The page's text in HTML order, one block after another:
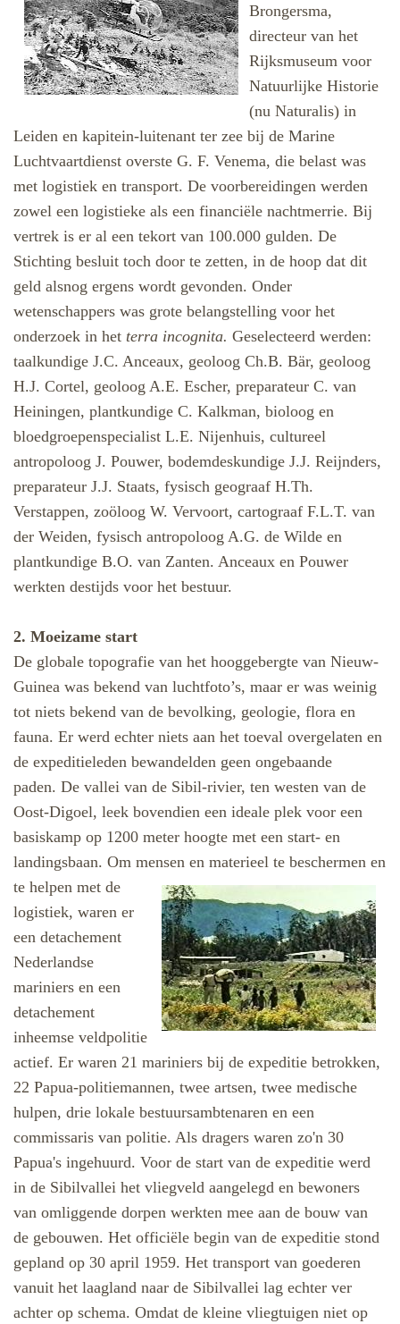
Brongersma,
directeur van het
Rijksmuseum voor
Natuurlijke Historie
(nu Naturalis) in
Leiden en kapitein-luitenant ter zee bij de Marine
Luchtvaartdienst overste G. F. Venema, die belast was
met logistiek en transport. De voorbereidingen werden
zowel een logistieke als een financiële nachtmerrie. Bij
vertrek is er al een tekort van 100.000 gulden. De
Stichting besluit toch door te zetten, in de hoop dat dit
geld alsnog ergens wordt gevonden. Onder
wetenschappers was grote belangstelling voor het
onderzoek in het terra incognita. Geselecteerd werden:
taalkundige J.C. Anceaux, geoloog Ch.B. Bär, geoloog
H.J. Cortel, geoloog A.E. Escher, preparateur C. van
Heiningen, plantkundige C. Kalkman, bioloog en
bloedgroepenspecialist L.E. Nijenhuis, cultureel
antropoloog J. Pouwer, bodemdeskundige J.J. Reijnders,
preparateur J.J. Staats, fysisch geograaf H.Th.
Verstappen, zoöloog W. Vervoort, cartograaf F.L.T. van
der Weiden, fysisch antropoloog A.G. de Wilde en
plantkundige B.O. van Zanten. Anceaux en Pouwer
werkten destijds voor het bestuur.
2. Moeizame start
De globale topografie van het hooggebergte van Nieuw-
Guinea was bekend van luchtfoto’s, maar er was weinig
tot niets bekend van de bevolking, geologie, flora en
fauna. Er werd echter niets aan het toeval overgelaten en
de expeditieleden bewandelden geen ongebaande
paden. De vallei van de Sibil-rivier, ten westen van de
Oost-Digoel, leek bovendien een ideale plek voor een
basiskamp op 1200 meter hoogte met een start- en
landingsbaan. Om mensen en materieel te beschermen en
te helpen met de
logistiek, waren er
een detachement
Nederlandse
mariniers en een
detachement
inheemse veldpolitie
actief. Er waren 21 mariniers bij de expeditie betrokken,
22 Papua-politiemannen, twee artsen, twee medische
hulpen, drie lokale bestuursambtenaren en een
commissaris van politie. Als dragers waren zo'n 30
Papua's ingehuurd. Voor de start van de expeditie werd
in de Sibilvallei het vliegveld aangelegd en bewoners
van omliggende dorpen werkten mee aan de bouw van
de gebouwen. Het officiële begin van de expeditie stond
gepland op 30 april 1959. Het transport van goederen
vanuit het laagland naar de Sibilvallei lag echter ver
achter op schema. Omdat de kleine vliegtuigen niet op